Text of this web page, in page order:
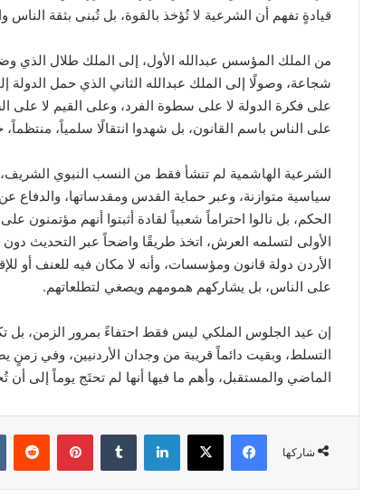
قيادةٍ تفهم أن الشرعية لا تُؤخذ بالقوة، بل تُبنى بثقة الناس
من الملك المؤسس عبدالله الأول، إلى الملك طلال الذي
شجاعة، وصولًا إلى الملك عبدالله الثاني الذي حمل الدولة
على فكرة الدولة لا على سطوة الفرد، وعلى القيم لا على
على الناس باسم القانون، بل شهدوا انتقالًا سلمياً،
الشرعية الهاشمية لم تنشأ فقط من النسب النبوي
سياسية متوازنة، وعبر حماية القدس ومقدساتها، والدفاع عن
الحكم، بل نالوا احتراماً شعبياً لقادة أثبتوا أنهم مؤتمنون
الأولى لتسلمه العرش، اتخذ طريقًا واضحاً عبر التحديث
الأردن دولة قانون ومؤسسات، وأنه لا مكان فيه للعنف أو
على الناس، بل يشاركهم همومهم ويصغي لتطلعاتهم.
إن عيد الجلوس الملكي ليس فقط احتفاءً بمرور الزمن، بل
التسلط، وبقيت دائماً قريبة من وجدان الأردنيين، وفي
الماضي والمستقبل، وأهم ما فيها أنها لم تحتَج يوماً إلى
شاركها
فيسبوك لينكدإن بينتيريست